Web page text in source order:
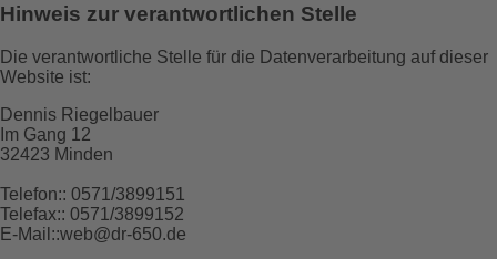
Hinweis zur verantwortlichen Stelle
Die verantwortliche Stelle für die Datenverarbeitung auf dieser
Website ist:
Dennis Riegelbauer
Im Gang 12
32423 Minden
Telefon:: 0571/3899151
Telefax:: 0571/3899152
E-Mail::web@dr-650.de